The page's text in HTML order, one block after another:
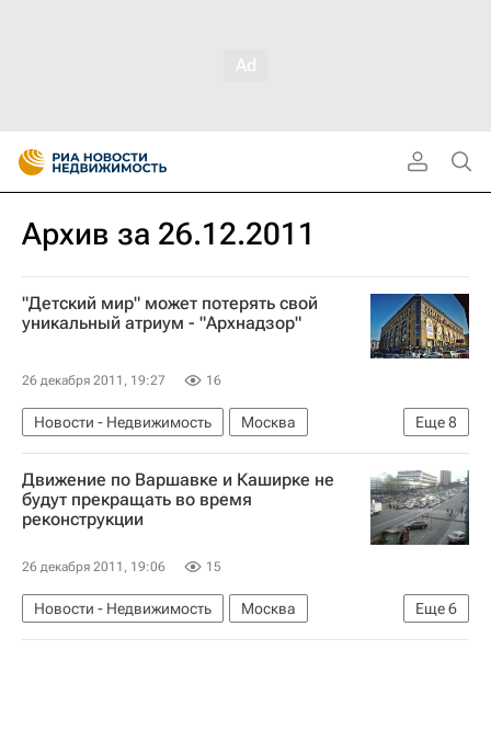
Архив за 26.12.2011
"Детский мир" может потерять свой
уникальный атриум - "Архнадзор"
26 декабря 2011, 19:27 16
Еще8
Новости - Недвижимость
Москва
Памятники
Реконструкция
Сохранение исторического облика Москвы
Архнадзор
Детский мир
Городская среда
Коммерческая недвижимость
Движение по Варшавке и Каширке не
будут прекращать во время
реконструкции
26 декабря 2011, 19:06 15
Еще6
Новости - Недвижимость
Москва
Реконструкция
Стройкомплекс